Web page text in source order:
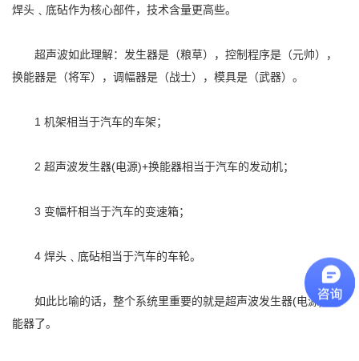
焊头﹑底砧作为核心部件，技术含量更高些。
超声波如此理解：发生器是（粮草），控制程序是（元帅），
换能器是（将军），调幅器是（战士），模具是（武器）。
1 机架相当于汽车的车架；
2 超声波发生器(电源)+换能器相当于汽车的发动机；
3 变幅杆相当于汽车的变速箱；
4 焊头﹑底砧相当于汽车的车轮。
如此比喻的话，整个系统里重要的就是超声波发生器(电源)+换
能器了。